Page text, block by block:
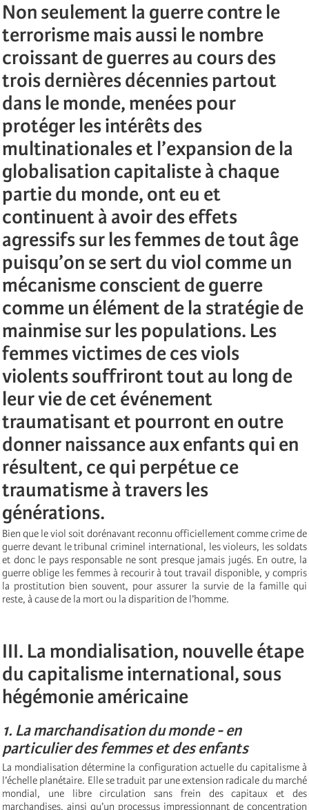
Non seulement la guerre contre le
terrorisme mais aussi le nombre
croissant de guerres au cours des
trois dernières décennies partout
dans le monde, menées pour
protéger les intérêts des
multinationales et l’expansion de la
globalisation capitaliste à chaque
partie du monde, ont eu et
continuent à avoir des effets
agressifs sur les femmes de tout âge
puisqu’on se sert du viol comme un
mécanisme conscient de guerre
comme un élément de la stratégie de
mainmise sur les populations. Les
femmes victimes de ces viols
violents souffriront tout au long de
leur vie de cet événement
traumatisant et pourront en outre
donner naissance aux enfants qui en
résultent, ce qui perpétue ce
traumatisme à travers les
générations.
Bien que le viol soit dorénavant reconnu officiellement comme crime de
guerre devant le tribunal criminel international, les violeurs, les soldats
et donc le pays responsable ne sont presque jamais jugés. En outre, la
guerre oblige les femmes à recourir à tout travail disponible, y compris
la prostitution bien souvent, pour assurer la survie de la famille qui
reste, à cause de la mort ou la disparition de l’homme.
III. La mondialisation, nouvelle étape
du capitalisme international, sous
hégémonie américaine
1. La marchandisation du monde - en
particulier des femmes et des enfants
La mondialisation détermine la configuration actuelle du capitalisme à
l’échelle planétaire. Elle se traduit par une extension radicale du marché
mondial, une libre circulation sans frein des capitaux et des
marchandises, ainsi qu’un processus impressionnant de concentration